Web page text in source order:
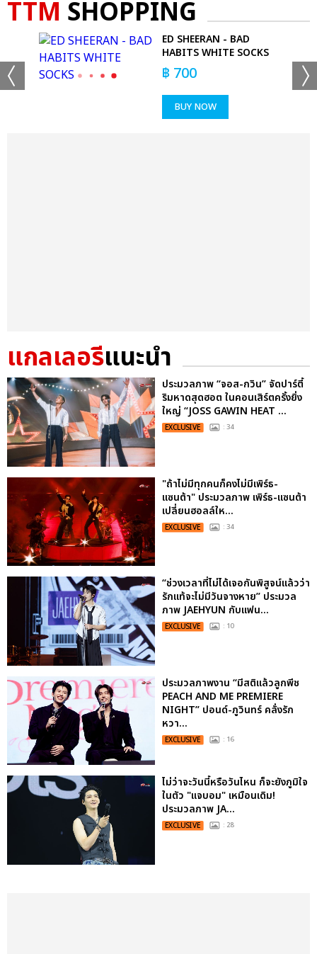
TTM SHOPPING
ED SHEERAN - BAD
HABITS WHITE SOCKS
฿ 700
BUY NOW
แกลเลอรีแนะนำ
ประมวลภาพ “จอส-กวิน” จัดปาร์ตี้
ริมหาดสุดฮอต ในคอนเสิร์ตครั้งยิ่ง
ใหญ่ “JOSS GAWIN HEAT ...
EXCLUSIVE : 34
"ถ้าไม่มีทุกคนก็คงไม่มีเพิร์ธ-
แซนต้า" ประมวลภาพ เพิร์ธ-แซนต้า
เปลี่ยนฮอลล์ให...
EXCLUSIVE : 34
“ช่วงเวลาที่ไม่ได้เจอกันพิสูจน์แล้วว่า
รักแท้จะไม่มีวันจางหาย” ประมวล
ภาพ JAEHYUN กับแฟน...
EXCLUSIVE : 10
ประมวลภาพงาน “มีสติแล้วลูกพีช
PEACH AND ME PREMIERE
NIGHT” ปอนด์-ภูวินทร์ คลั่งรัก
หวา...
EXCLUSIVE : 16
ไม่ว่าจะวันนี้หรือวันไหน ก็จะยังภูมิใจ
ในตัว "แจบอม" เหมือนเดิม!
ประมวลภาพ JA...
EXCLUSIVE : 28